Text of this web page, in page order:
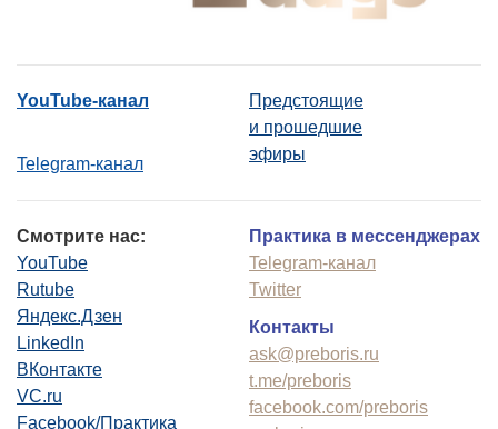
YouTube-канал
Telegram-канал
Предстоящие
и прошедшие
эфиры
Смотрите нас:
YouTube
Rutube
Яндекс.Дзен
LinkedIn
ВКонтакте
VC.ru
Facebook/Практика
Практика в мессенджерах
Telegram-канал
Twitter
Контакты
ask@preboris.ru
t.me/preboris
facebook.com/preboris